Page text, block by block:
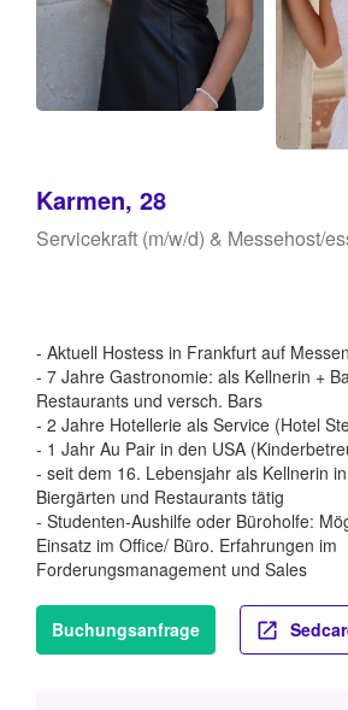
Karmen, 28
Servicekraft (m/w/d) & Messehost/
- Aktuell Hostess in Frankfurt auf
- 7 Jahre Gastronomie: als Kellnerin +
Restaurants und versch. Bars
- 2 Jahre Hotellerie als Service (Hotel
- 1 Jahr Au Pair in den USA
- seit dem 16. Lebensjahr als Kellnerin
Biergärten und Restaurants tätig
- Studenten-Aushilfe oder Büroholfe:
Einsatz im Office/ Büro. Erfahrungen im
Forderungsmanagement und Sales
Buchungsanfrage